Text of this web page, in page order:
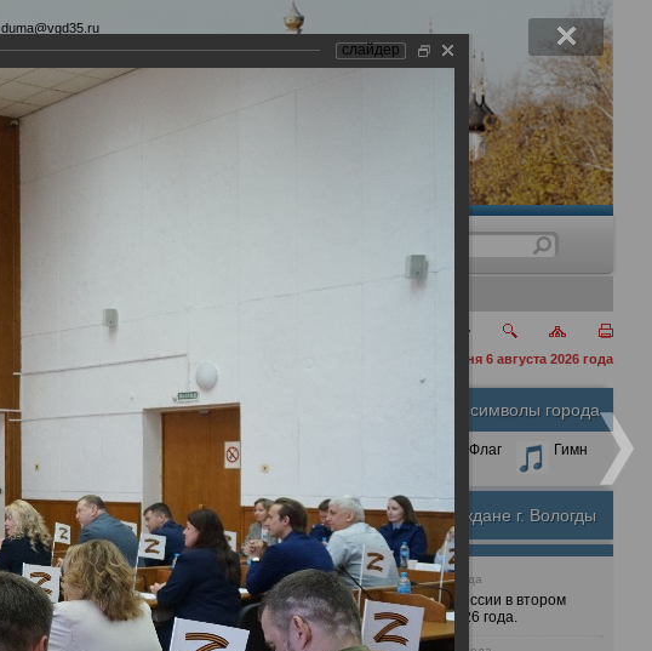
duma@vgd35.ru
сегодня 6 августа 2026 года
Официальные символы города
Флаг Гимн
Почетные граждане г. Вологды
25 июня 2026 года
Очередные сессии в втором
полугодии 2026 года.
слайдер